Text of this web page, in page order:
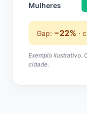
Mulheres
Gap: −22% ·
Exemplo ilustrativo.
cidade.